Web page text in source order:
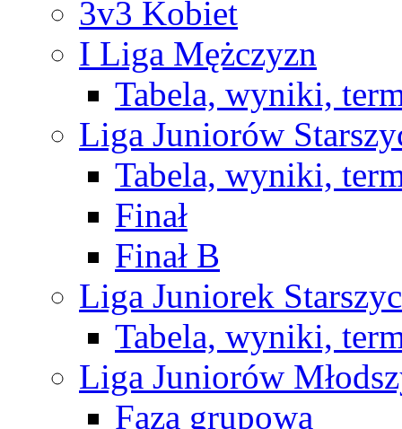
3v3 Kobiet
I Liga Mężczyzn
Tabela, wyniki,
Liga Juniorów
Tabela, wyniki,
Finał
Finał B
Liga Juniorek
Tabela, wyniki,
Liga Juniorów
Faza grupowa